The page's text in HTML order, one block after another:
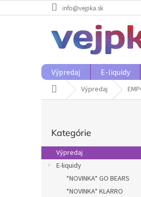
na
info@vejpka.sk
Výpredaj E-liquidy
DomovVýpredaj
ý
p
kategórie
Kategórie
Výpredaj
E-liquidy
*NOVINKA* GO BEARS
*NOVINKA* KLARRO